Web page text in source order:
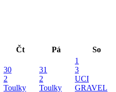
Čt Pá So
30
2
Toulky
31
2
Toulky
1
3
UCI
GRAVEL